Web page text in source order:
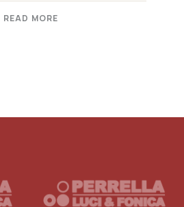
READ MORE